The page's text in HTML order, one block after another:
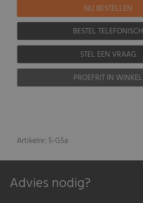
BESTEL TELEFONISCH
STEL EEN VRAAG
PROEFRIT IN WINKEL
Artikelnr: 5-G5a
Advies nodig?